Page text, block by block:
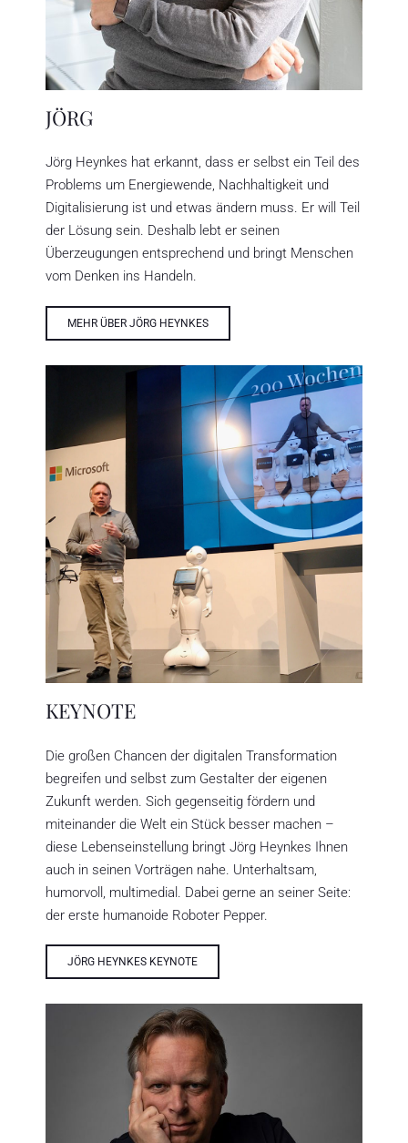
JÖRG
Jörg Heynkes hat erkannt, dass er selbst ein Teil des
Problems um Energiewende, Nachhaltigkeit und
Digitalisierung ist und etwas ändern muss. Er will Teil
der Lösung sein. Deshalb lebt er seinen
Überzeugungen entsprechend und bringt Menschen
vom Denken ins Handeln.
MEHR ÜBER JÖRG HEYNKES
KEYNOTE
Die großen Chancen der digitalen Transformation
begreifen und selbst zum Gestalter der eigenen
Zukunft werden. Sich gegenseitig fördern und
miteinander die Welt ein Stück besser machen –
diese Lebenseinstellung bringt Jörg Heynkes Ihnen
auch in seinen Vorträgen nahe. Unterhaltsam,
humorvoll, multimedial. Dabei gerne an seiner Seite:
der erste humanoide Roboter Pepper.
JÖRG HEYNKES KEYNOTE